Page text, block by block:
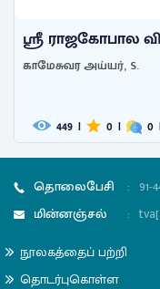
ஸ்ரீ ராஜகோபால
காமேசுவர அய்யர், S.
449 | 0 | 0
தொலைபேசி : 91-
மின்னஞ்சல்
:
நூலகத்தைப் பற்றி
தொடர்புகொள்ள